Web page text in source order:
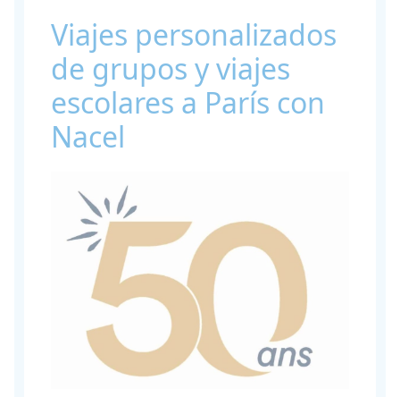
Viajes personalizados
de grupos y viajes
escolares a París con
Nacel